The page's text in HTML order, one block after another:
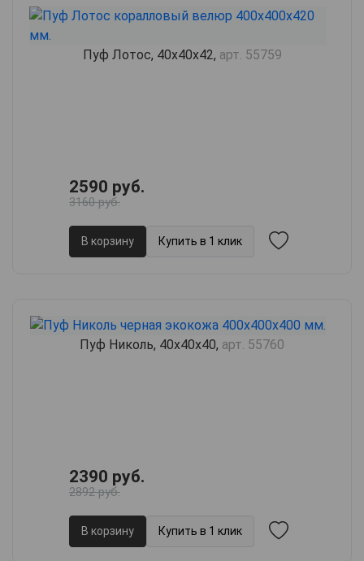
Пуф Лотос, 40х40х42, арт. 55759
2590 руб.
3160 руб.
В корзину Купить в 1 клик
Пуф Николь, 40х40х40, арт. 55760
2390 руб.
2892 руб.
В корзину Купить в 1 клик